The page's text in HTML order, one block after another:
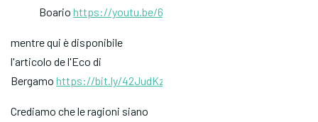
Boario https://youtu.be/6qnlb586VCA
mentre qui è disponibile
l'articolo de l'Eco di
Bergamo https://bit.ly/42JudKz
Crediamo che le ragioni siano